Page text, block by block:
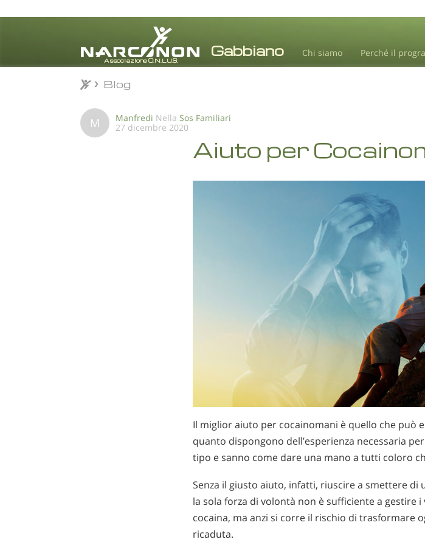
Chi siamo Perché il
Blog
M Manfredi Nella Sos Familiari
27 dicembre 2020
Aiuto per
Il miglior aiuto per cocainomani è quello che può
quanto dispongono dell’esperienza necessaria
tipo e sanno come dare una mano a tutti coloro
Senza il giusto aiuto, infatti, riuscire a smettere
la sola forza di volontà non è sufficiente a gestire
cocaina, ma anzi si corre il rischio di trasformare
ricaduta.
Blog